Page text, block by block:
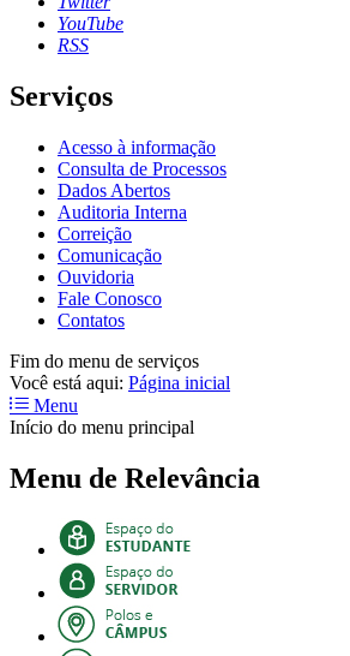
YouTube
RSS
Serviços
Acesso à informação
Consulta de Processos
Dados Abertos
Auditoria Interna
Correição
Comunicação
Ouvidoria
Fale Conosco
Contatos
Fim do menu de serviços
Você está aqui: Página inicial
Menu
Início do menu principal
Menu de Relevância